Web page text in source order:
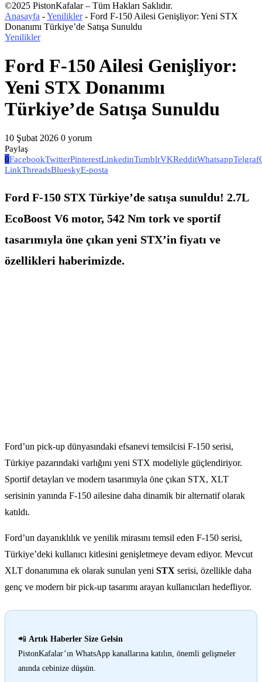
©2025 PistonKafalar – Tüm Hakları Saklıdır.
Anasayfa -Yenilikler- Ford F-150 Ailesi Genişliyor: Yeni STX
Donanımı Türkiye’de Satışa Sunuldu
Yenilikler
Ford F-150 Ailesi Genişliyor:
Yeni STX Donanımı
Türkiye’de Satışa Sunuldu
10 Şubat 2026 0 yorum
Paylaş
0FacebookTwitterPinterestLinkedinTumblrVKRedditWhatsappTelgraf
LinkThreadsBlueskyE-posta
Ford F-150 STX Türkiye’de satışa sunuldu! 2.7L
EcoBoost V6 motor, 542 Nm tork ve sportif
tasarımıyla öne çıkan yeni STX’in fiyatı ve
özellikleri haberimizde.
Ford’un pick-up dünyasındaki efsanevi temsilcisi F-150 serisi,
Türkiye pazarındaki varlığını yeni STX modeliyle güçlendiriyor.
Sportif detayları ve modern tasarımıyla öne çıkan STX, XLT
serisinin yanında F-150 ailesine daha dinamik bir alternatif olarak
katıldı.
Ford’un dayanıklılık ve yenilik mirasını temsil eden F-150 serisi,
Türkiye’deki kullanıcı kitlesini genişletmeye devam ediyor. Mevcut
XLT donanımına ek olarak sunulan yeni STX serisi, özellikle daha
genç ve modern bir pick-up tasarımı arayan kullanıcıları hedefliyor.
📲 Artık Haberler Size Gelsin
PistonKafalar’ın WhatsApp kanallarına katılın, önemli gelişmeler
anında cebinize düşsün.